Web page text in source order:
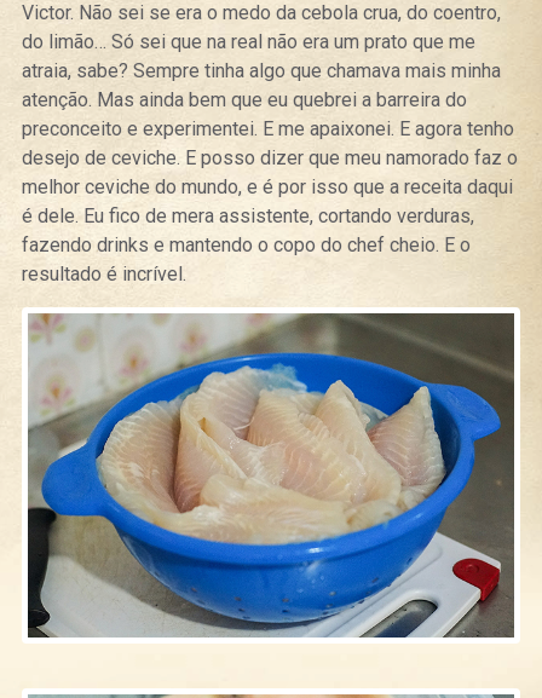
Victor. Não sei se era o medo da cebola crua, do coentro,
do limão… Só sei que na real não era um prato que me
atraia, sabe? Sempre tinha algo que chamava mais minha
atenção. Mas ainda bem que eu quebrei a barreira do
preconceito e experimentei. E me apaixonei. E agora tenho
desejo de ceviche. E posso dizer que meu namorado faz o
melhor ceviche do mundo, e é por isso que a receita daqui
é dele. Eu fico de mera assistente, cortando verduras,
fazendo drinks e mantendo o copo do chef cheio. E o
resultado é incrível.